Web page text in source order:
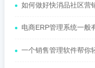
如何做好快消品社区营
电商ERP管理系统一般
一个销售管理软件帮你